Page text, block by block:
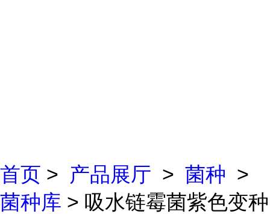
首页 > 产品展厅 > 菌种 >
菌种库 > 吸水链霉菌紫色变种